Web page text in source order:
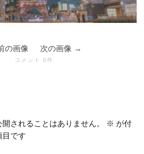
の画像 次の画像
コメント 0件
されることはありません。 ※ が付
目です